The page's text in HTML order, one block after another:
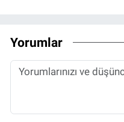
Yorumlar